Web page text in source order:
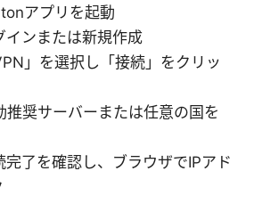
アプリを起動
インまたは新規作成
」を選択し「接続」をクリッ
推奨サーバーまたは任意の国を
完了を確認し、ブラウザでIPアド